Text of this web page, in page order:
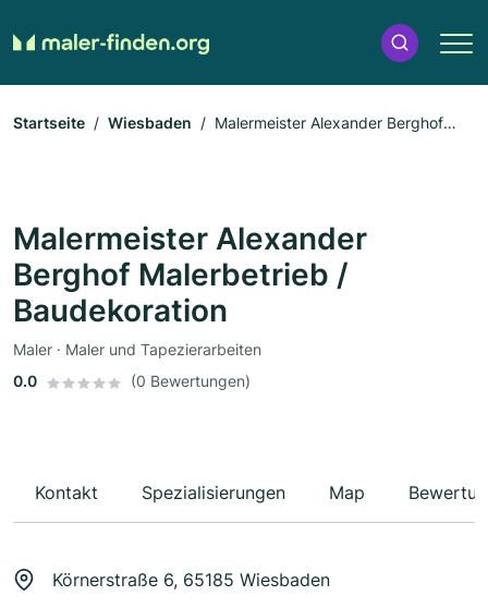
Startseite Wiesbaden
Malermeister Alexander Berghof
Malermeister Alexander
Berghof Malerbetrieb /
Baudekoration
Maler · Maler und Tapezierarbeiten
0.0
(0 Bewertungen)
Kontakt Spezialisierungen Map
Körnerstraße 6, 65185 Wiesbaden